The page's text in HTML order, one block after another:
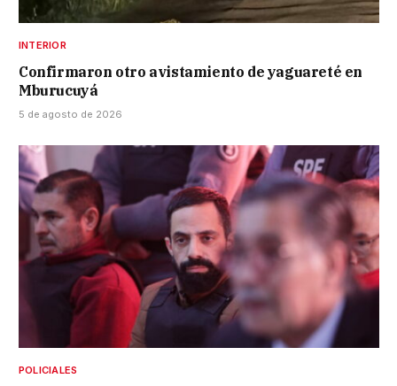
INTERIOR
Confirmaron otro avistamiento de yaguareté en
Mburucuyá
5 de agosto de 2026
POLICIALES